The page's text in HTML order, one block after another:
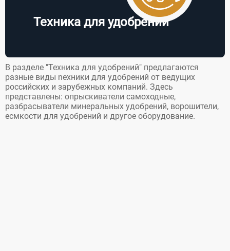
Техника для удобрений
В разделе "Техника для удобрений" предлагаются
разные виды nехники для удобрений от ведущих
российских и зарубежных компаний. Здесь
представлены: опрыскиватели самоходные,
разбрасыватели минеральных удобрений, ворошители,
есмкости для удобрений и другое оборудование.